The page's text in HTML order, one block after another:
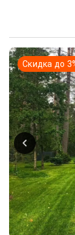
Скидка до 3